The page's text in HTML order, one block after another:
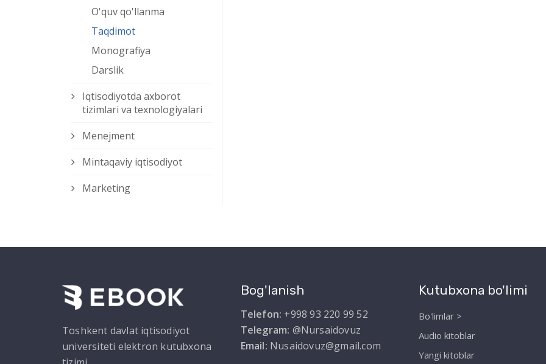
O'quv qo'llanma
Taqdimot
Monografiya
Darslik
Iqtisodiyotda axborot
tizimlari va texnologiyalari
Menejment
Mintaqaviy iqtisodiyot
Marketing
Toshkent davlat iqtisodiyot
universiteti elektron kutubxona
Bog'lanish
Telefon: +998 93 220 99 52
Telegram: @Nursaidovuz
Email: Nusaidovuz@gmail.com
Kutubxona bo'limi
Bo'limlar >
Audio kitoblar
Yangi kitoblar